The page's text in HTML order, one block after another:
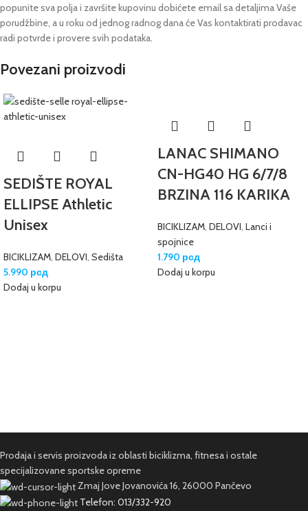
popunite sva polja i završite kupovinu dobićete email sa detaljima Vaše
porudžbine, a u roku od jednog radnog dana će Vas kontaktirati prodavac
radi potvrde i provere svih podataka.
Povezani proizvodi
SEDIŠTE ROYAL
ELLIPSE Athletic
Unisex
BICIKLIZAM, DELOVI, Sedišta
5.990 рсд
Dodaj u korpu
LANAC SHIMANO
CN-HG40 HG 6/7/8
BRZINA 116 KARIKA
BICIKLIZAM, DELOVI, Lanci i
spojnice
1.790 рсд
Dodaj u korpu
Prodaja i servis proizvoda iz oblasti biciklizma, fitnesa i ostale
specijalizovane sportske opreme
Zmaj Jove Jovanovića 16, 26000 Pančevo
Telefon: 013/332-920